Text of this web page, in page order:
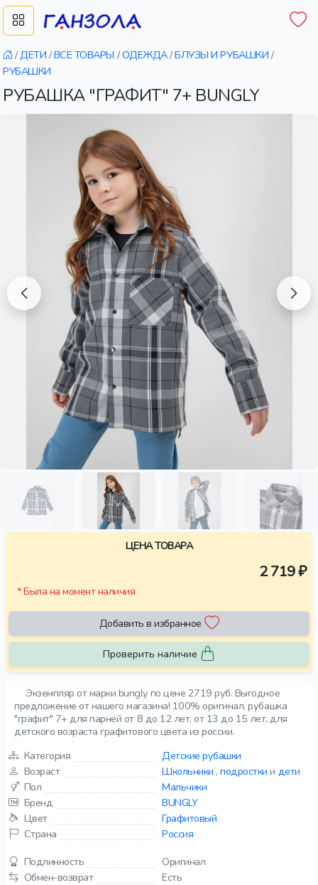
/ДЕТИ /ВСЕ ТОВАРЫ /ОДЕЖДА/БЛУЗЫ И РУБАШКИ /
РУБАШКИ
РУБАШКА "ГРАФИТ" 7+ BUNGLY
Экземпляр от марки bungly по цене 2719 руб. Выгодное
предложение от нашего магазина! 100% оригинал. рубашка
"графит" 7+ для парней от 8 до 12 лет, от 13 до 15 лет, для
детского возраста графитового цвета из россии.
Категория
Детские рубашки
Возраст
Школьники ,подростки и дети
Пол
Мальчики
Бренд
BUNGLY
Цвет
Графитовый
Страна
Россия
Подлинность
Оригинал
Обмен-возврат
Есть
ЦЕНА ТОВАРА
2 719 ₽
* Была на момент наличия
Добавить в избранное
Проверить наличие